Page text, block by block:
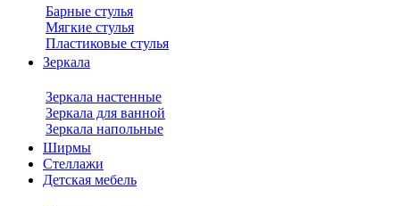
Барные стулья
Мягкие стулья
Пластиковые стулья
Зеркала
Зеркала настенные
Зеркала для ванной
Зеркала напольные
Ширмы
Стеллажи
Детская мебель